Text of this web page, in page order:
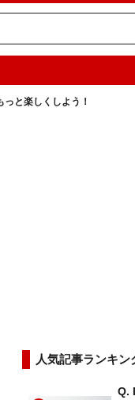
と楽しくしよう！
人気記事ランキン
Q.